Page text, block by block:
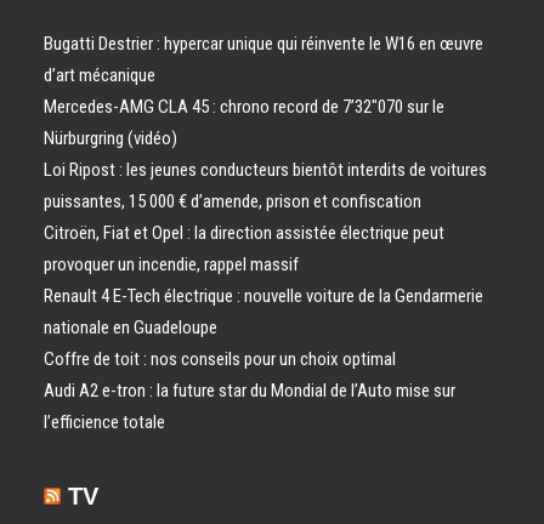
Bugatti Destrier : hypercar unique qui réinvente le W16 en œuvre
d’art mécanique
Mercedes-AMG CLA 45 : chrono record de 7’32″070 sur le
Nürburgring (vidéo)
Loi Ripost : les jeunes conducteurs bientôt interdits de voitures
puissantes, 15 000 € d’amende, prison et confiscation
Citroën, Fiat et Opel : la direction assistée électrique peut
provoquer un incendie, rappel massif
Renault 4 E-Tech électrique : nouvelle voiture de la Gendarmerie
nationale en Guadeloupe
Coffre de toit : nos conseils pour un choix optimal
Audi A2 e-tron : la future star du Mondial de l’Auto mise sur
l’efficience totale
TV